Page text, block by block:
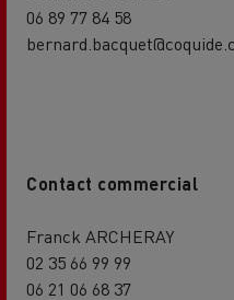
06 89 77 84 58
Contact commercial
Franck ARCHERAY
02 35 66 99 99
06 21 06 68 37